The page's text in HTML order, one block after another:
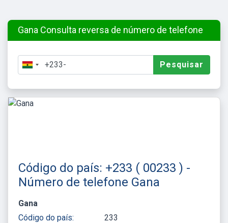
Gana Consulta reversa de número de telefone
Pesquisar
Código do país: +233 ( 00233 ) -
Número de telefone Gana
Gana
Código do país:
233